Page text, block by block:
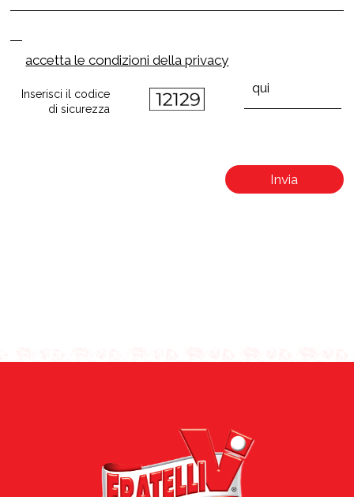
accetta le condizioni della privacy
Inserisci il codice
di sicurezza
Invia